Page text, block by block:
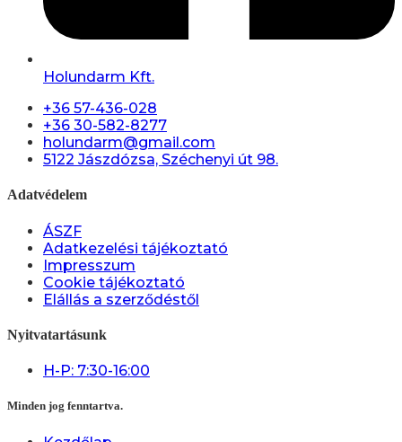
Holundarm Kft.
+36 57-436-028
+36 30-582-8277
holundarm@gmail.com
5122 Jászdózsa, Széchenyi út 98.
Adatvédelem
ÁSZF
Adatkezelési tájékoztató
Impresszum
Cookie tájékoztató
Elállás a szerződéstől
Nyitvatartásunk
H-P: 7:30-16:00
Minden jog fenntartva.